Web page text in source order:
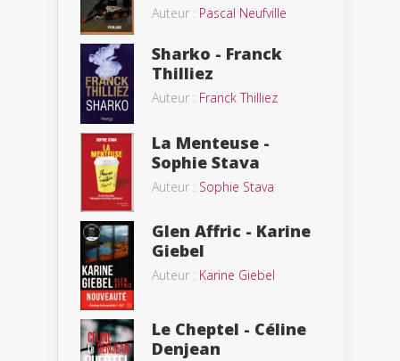
Auteur : Pascal Neufville
Sharko - Franck
Thilliez
Auteur : Franck Thilliez
La Menteuse -
Sophie Stava
Auteur : Sophie Stava
Glen Affric - Karine
Giebel
Auteur : Karine Giebel
Le Cheptel - Céline
Denjean